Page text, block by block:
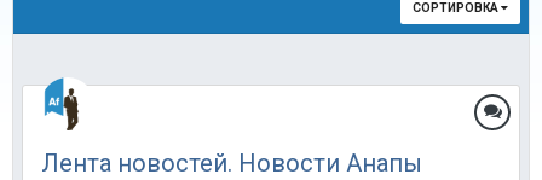
СОРТИРОВКА
Лента новостей. Новости Анапы